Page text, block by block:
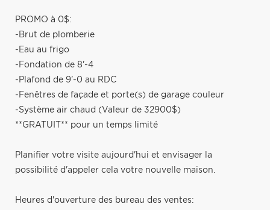
PROMO à 0$:
-Brut de plomberie
-Eau au frigo
-Fondation de 8'-4
-Plafond de 9'-0 au RDC
-Fenêtres de façade et porte(s) de garage couleur
-Système air chaud (Valeur de 32900$)
**GRATUIT** pour un temps limité
Planifier votre visite aujourd'hui et envisager la
possibilité d'appeler cela votre nouvelle maison.
Heures d'ouverture des bureau des ventes: